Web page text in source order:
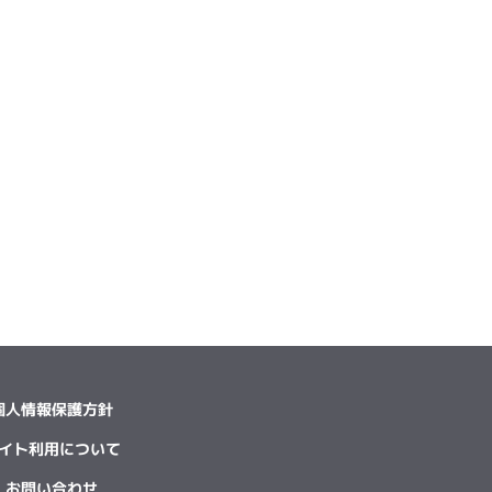
人情報保護方針
ト利用について
お問い合わせ